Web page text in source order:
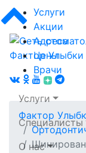
Услуги
Акции
Адреса
Цены
Врачи
Услуги
Специалисты
О нас
Фактор